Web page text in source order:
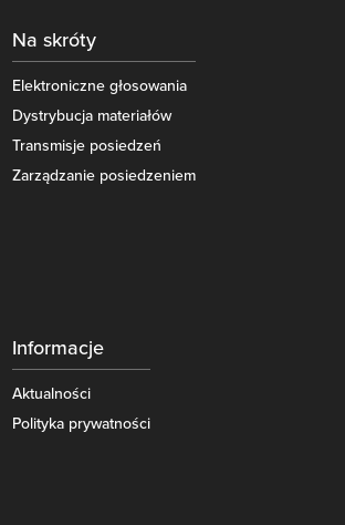
Na skróty
Elektroniczne głosowania
Dystrybucja materiałów
Transmisje posiedzeń
Zarządzanie posiedzeniem
Informacje
Aktualności
Polityka prywatności